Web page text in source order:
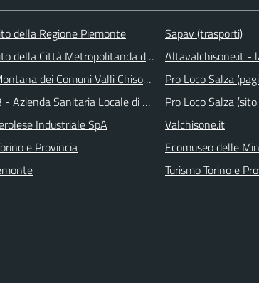
della Regione Piemonte
della Città Metropolitanda di Torino
dei Comuni Valli Chisone e Germanasca
- Azienda Sanitaria Locale di Collegno e Pinerolo
Industriale SpA
e Provincia
Sapav (trasporti)
Altavalchisone.it -
Pro Loco Salza
Pro Loco Salza
Valchisone.it
Ecomuseo delle
Turismo Torino e